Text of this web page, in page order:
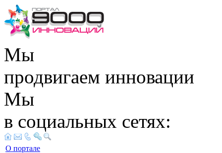
Мы
продвигаем инновации
Мы
в социальных сетях:
О портале